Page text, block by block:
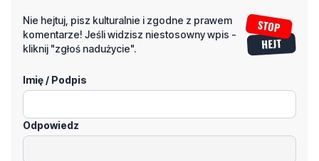
Napisz swój komentarz
Nie hejtuj, pisz kulturalnie i zgodne z prawem
komentarze! Jeśli widzisz niestosowny wpis -
Imię / Podpis